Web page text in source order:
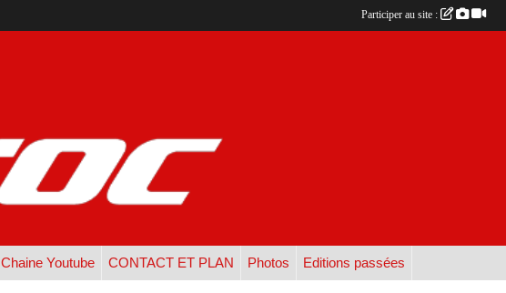
Chaine Youtube CONTACT ET PLAN Photos Editions passées
Participer au site :